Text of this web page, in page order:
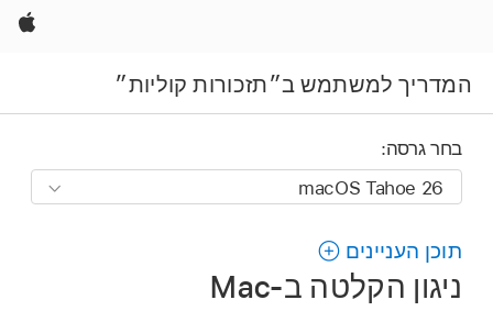
Apple
המדריך למשתמש ב״תזכורות קוליות״
בחר גרסה:
תוכן העניינים
ניגון הקלטה ב‑Mac